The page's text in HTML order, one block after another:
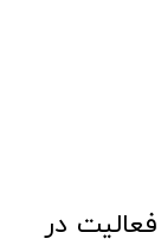
طب تولید با افتخار نزدیک به ۱۰ سال فعالیت در